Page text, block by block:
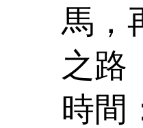
馬，
之路
時間